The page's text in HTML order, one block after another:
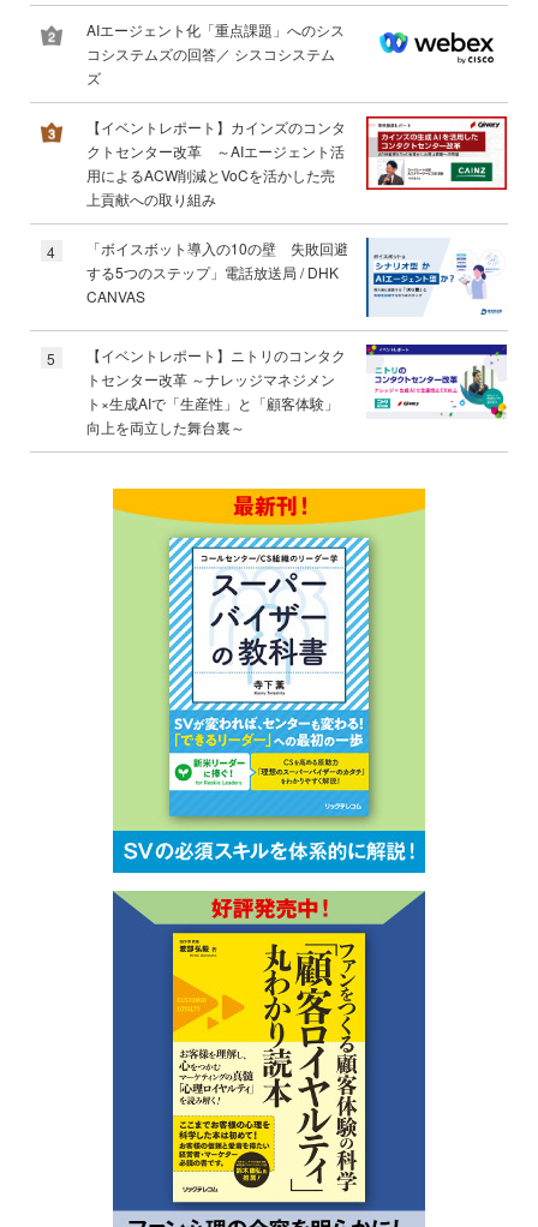
AIエージェント化「重点課題」へのシス
コシステムズの回答／ シスコシステム
ズ
【イベントレポート】カインズのコンタ
クトセンター改革 ～AIエージェント活
用によるACW削減とVoCを活かした売
上貢献への取り組み
4
「ボイスボット導入の10の壁 失敗回避
する5つのステップ」電話放送局 / DHK
CANVAS
5
【イベントレポート】ニトリのコンタク
トセンター改革 ～ナレッジマネジメン
ト×生成AIで「生産性」と「顧客体験」
向上を両立した舞台裏～